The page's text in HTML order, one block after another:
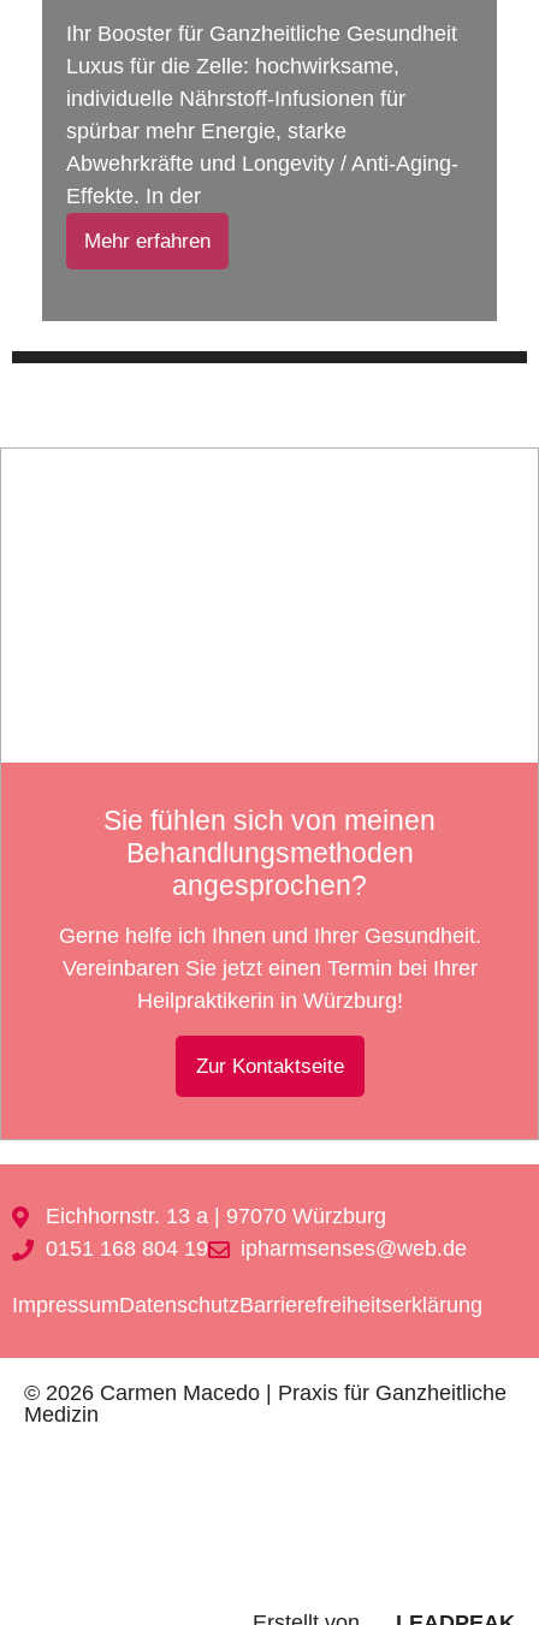
Ihr Booster für Ganzheitliche Gesundheit
Luxus für die Zelle: hochwirksame,
individuelle Nährstoff-Infusionen für
spürbar mehr Energie, starke
Abwehrkräfte und Longevity / Anti-Aging-
Effekte. In der
Mehr erfahren
Sie fühlen sich von meinen
Behandlungsmethoden
angesprochen?
Gerne helfe ich Ihnen und Ihrer Gesundheit.
Vereinbaren Sie jetzt einen Termin bei Ihrer
Heilpraktikerin in Würzburg!
Zur Kontaktseite
Eichhornstr. 13 a | 97070 Würzburg
0151 168 804 19
ipharmsenses@web.de
ImpressumDatenschutzBarrierefreiheitserklärung
© 2026 Carmen Macedo | Praxis für Ganzheitliche
Medizin